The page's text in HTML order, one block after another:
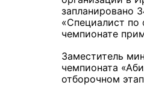
запланировано
«Специалист по
чемпионате
Заместитель
чемпионата
отборочном